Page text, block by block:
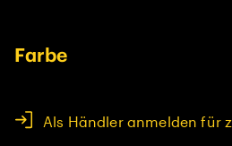
Farbe
Als Händler anmelden für